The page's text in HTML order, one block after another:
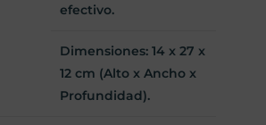
efectivo.
Dimensiones: 14 x 27 x
12 cm (Alto x Ancho x
Profundidad).